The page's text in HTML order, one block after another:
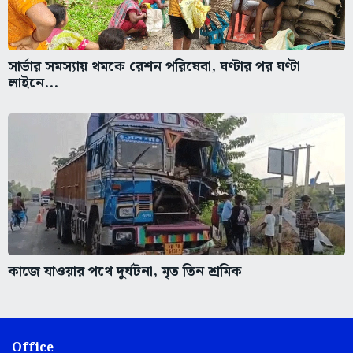
সার্ভার সমস্যায় থমকে রেশন পরিষেবা, ঘণ্টার পর ঘণ্টা
লাইনে...
কাজে যাওয়ার পথে দুর্ঘটনা, মৃত তিন শ্রমিক
Office